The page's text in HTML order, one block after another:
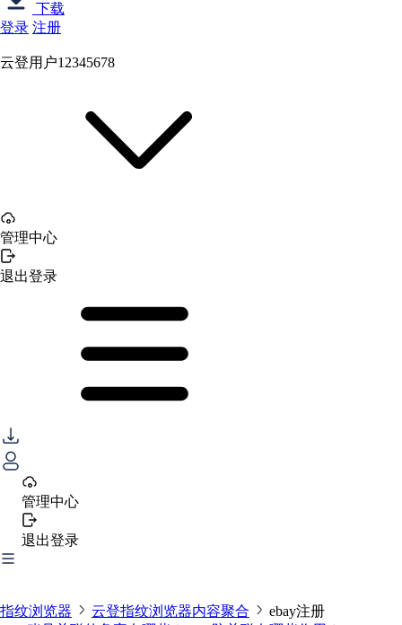
下载
登录 注册
云登用户12345678
管理中心
退出登录
管理中心
退出登录
指纹浏览器 云登指纹浏览器内容聚合
ebay注册